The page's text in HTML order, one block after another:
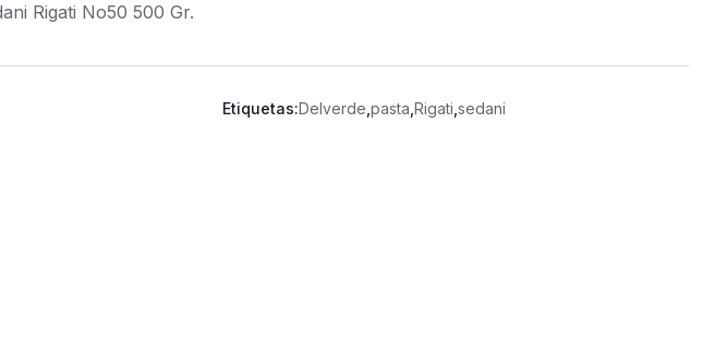
Rigati No50 500 Gr.
Etiquetas:Delverde ,pasta ,Rigati ,sedani